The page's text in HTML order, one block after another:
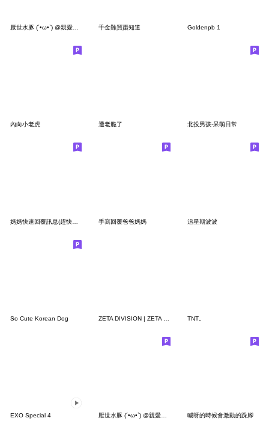
千金難買棗知道 Goldenpb 1
內向小老虎 遭老脆了 北投男孩-呆萌日常
手寫回覆爸爸媽媽 追星期波波
So Cute Korean Dog TNT。
EXO Special 4 厭世水豚 (´•ω•`) @親愛的馬麻 喊呀的時候會激動的跺腳